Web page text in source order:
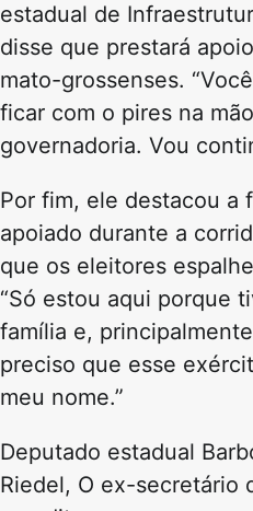
estadual de
disse que prestará
mato-grossenses.
ficar com o pires na
governadoria. Vou
Por fim, ele destacou a
apoiado durante a
que os eleitores
“Só estou aqui porque
família e,
preciso que esse
meu nome.”
Deputado estadual
Riedel, O ex-secretário